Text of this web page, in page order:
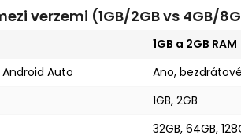
verzemi (1GB/2GB vs 4GB/
1GB a 2GB RAM
Auto
Ano, bezdrátové
1GB, 2GB
32GB, 64GB,